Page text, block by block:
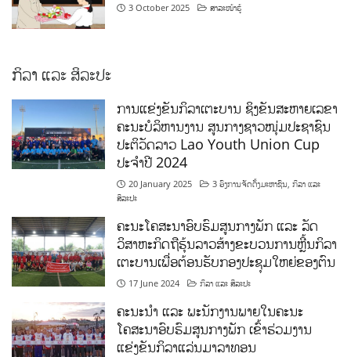
3 October 2025 ສາລະໜ້າຮູ້
ກິລາ ແລະ ສິລະປະ
ການແຂ່ງຂັນກິລາເຕະບານ ຊິງຂັນສະຫາຍເລຂາ
ຄະນະບໍລິຫານງານ ສູນກາງຊາວໜຸ່ມປະຊາຊົນ
ປະຕິວັດລາວ Lao Youth Union Cup
ປະຈຳປີ 2024
20 January 2025 3 ອົງການຈັດຕັ້ງມະຫາຊົນ ,ກິລາ ແລະ
ສິລະປະ
ຄະນະໂຄສະນາອົບຮົມສູນກາງພັກ ແລະ ລັດ
ວິສາຫະກິດຖືຮຸ້ນລາວສ້າງຂະບວນການຫຼີ້ນກິລາ
ເຕະບານເພື່ອຕ້ອນຮັບກອງປະຊຸມໃຫຍ່ຂອງຕົນ
17 June 2024 ກິລາ ແລະ ສິລະປະ
ຄະນະນຳ ແລະ ພະນັກງານພາຍໃນຄະນະ
ໂຄສະນາອົບຮົມສູນກາງພັກ ເຂົ້າຮ່ວມງານ
ແຂ່ງຂັນກິລາແລ່ນມາລາທອນ